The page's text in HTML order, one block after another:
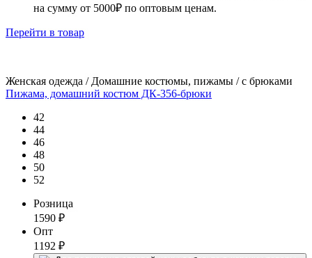
на сумму от 5000₽ по оптовым ценам.
Перейти в товар
Женская одежда / Домашние костюмы, пижамы / с брюками
Пижама, домашний костюм ДК-356-брюки
42
44
46
48
50
52
Розница
1590 ₽
Опт
1192 ₽